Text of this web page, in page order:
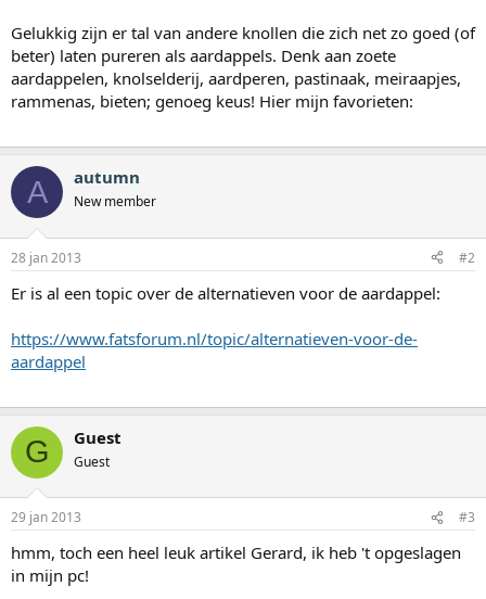
Gelukkig zijn er tal van andere knollen die zich net zo goed (of
beter) laten pureren als aardappels. Denk aan zoete
aardappelen, knolselderij, aardperen, pastinaak, meiraapjes,
rammenas, bieten; genoeg keus! Hier mijn favorieten:
A autumn
New member
28 jan 2013 #2
Er is al een topic over de alternatieven voor de aardappel:
https://www.fatsforum.nl/topic/alternatieven-voor-de-
aardappel
G Guest
Guest
29 jan 2013 #3
hmm, toch een heel leuk artikel Gerard, ik heb 't opgeslagen
in mijn pc!